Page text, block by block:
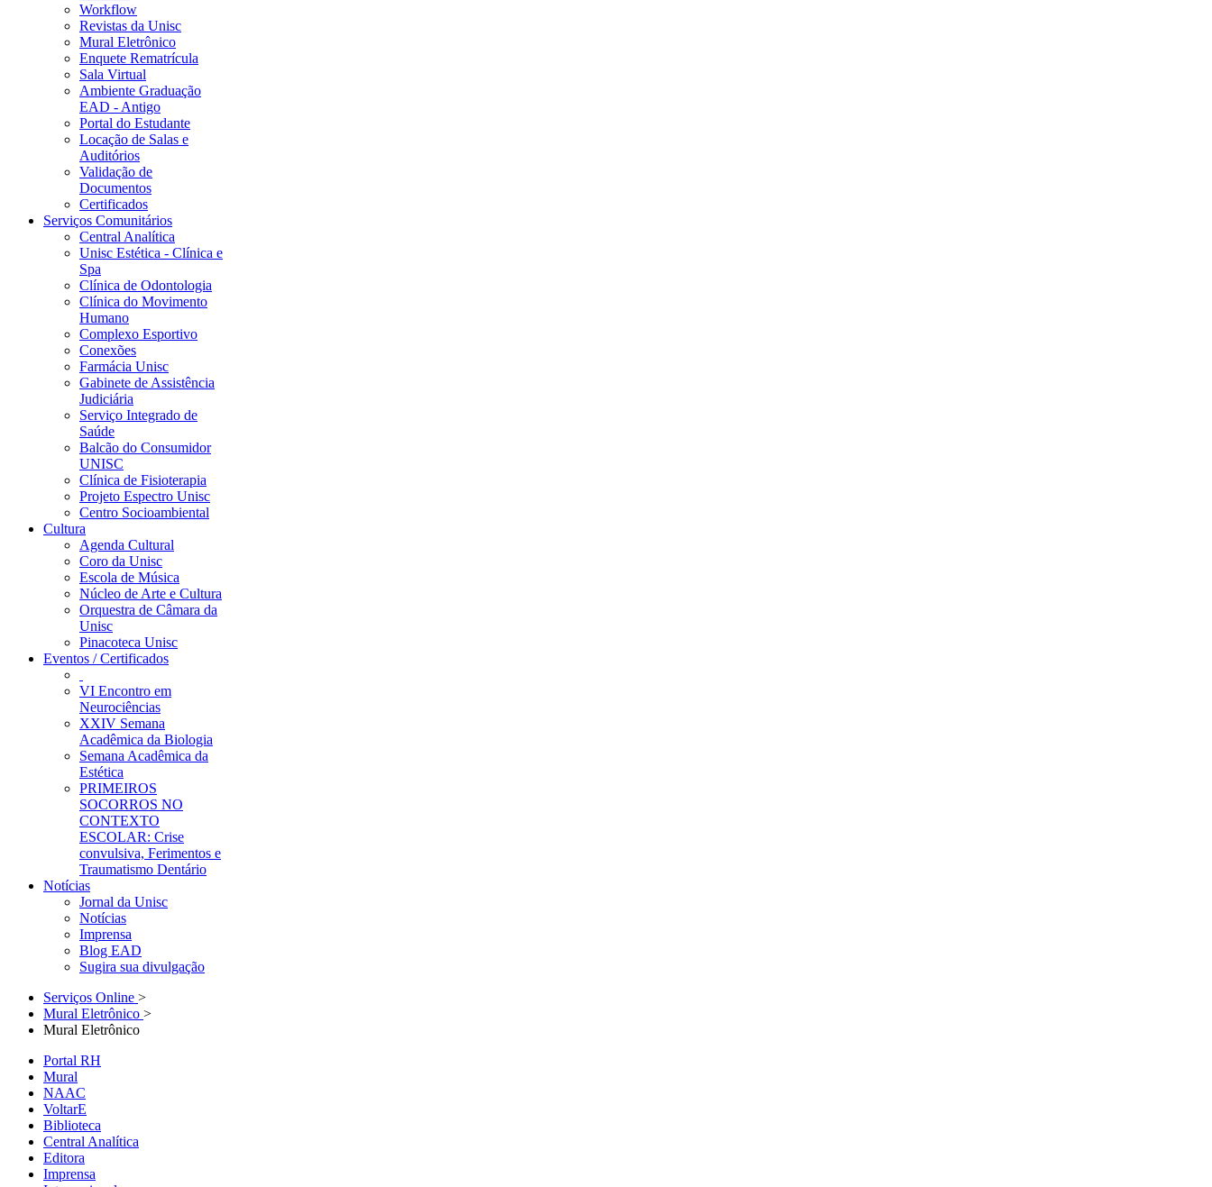
Workflow
Revistas da Unisc
Mural Eletrônico
Enquete Rematrícula
Sala Virtual
Ambiente Graduação
EAD - Antigo
Portal do Estudante
Locação de Salas e
Auditórios
Validação de
Documentos
Certificados
Serviços Comunitários
Central Analítica
Unisc Estética - Clínica e
Spa
Clínica de Odontologia
Clínica do Movimento
Humano
Complexo Esportivo
Conexões
Farmácia Unisc
Gabinete de Assistência
Judiciária
Serviço Integrado de
Saúde
Balcão do Consumidor
UNISC
Clínica de Fisioterapia
Projeto Espectro Unisc
Centro Socioambiental
Cultura
Agenda Cultural
Coro da Unisc
Escola de Música
Núcleo de Arte e Cultura
Orquestra de Câmara da
Unisc
Pinacoteca Unisc
Eventos / Certificados
VI Encontro em
Neurociências
XXIV Semana
Acadêmica da Biologia
Semana Acadêmica da
Estética
PRIMEIROS
SOCORROS NO
CONTEXTO
ESCOLAR: Crise
convulsiva, Ferimentos e
Traumatismo Dentário
Notícias
Jornal da Unisc
Notícias
Imprensa
Blog EAD
Sugira sua divulgação
Serviços Online >
Mural Eletrônico >
Mural Eletrônico
Portal RH
Mural
NAAC
VoltarE
Biblioteca
Central Analítica
Editora
Imprensa